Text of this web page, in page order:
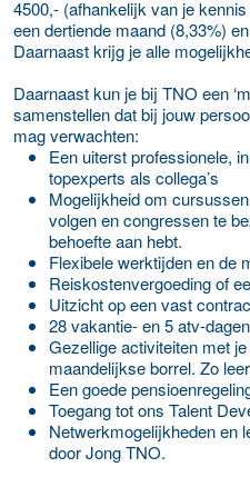
4500,- (afhankelijk van je
een dertiende maand (8,33%)
Daarnaast krijg je alle
Daarnaast kun je bij TNO een
samenstellen dat bij jouw
mag verwachten:
Een uiterst professionele,
topexperts als collega’s
Mogelijkheid om
volgen en congressen te
behoefte aan hebt.
Flexibele werktijden en de
Reiskostenvergoeding of
Uitzicht op een vast
28 vakantie- en 5 atv-
Gezellige activiteiten met
maandelijkse borrel. Zo
Een goede
Toegang tot ons Talent
Netwerkmogelijkheden en
door Jong TNO.